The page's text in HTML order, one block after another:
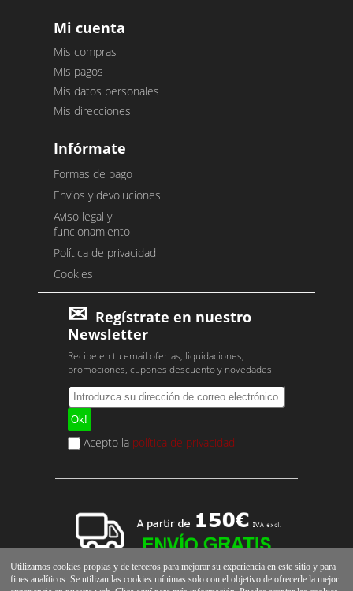
Mi cuenta
Mis compras
Mis pagos
Mis datos personales
Mis direcciones
Infórmate
Formas de pago
Envíos y devoluciones
Aviso legal y
funcionamiento
Política de privacidad
Cookies
Regístrate en nuestro
Newsletter
Recibe en tu email ofertas, liquidaciones,
promociones, cupones descuento y novedades.
Acepto la política de privacidad
Utilizamos cookies propias y de terceros para mejorar su experiencia en este sitio y para
fines analíticos. Se utilizan las cookies mínimas solo con el objetivo de ofrecerle la mejor